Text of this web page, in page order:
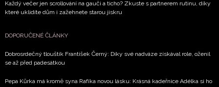
Každý večer jen scrollování na gauči a ticho? Zkuste s partnerem rutinu, díky
které uklidíte dům i zažehnete starou jiskru
DOPORUČENÉ ČLÁNKY
Dobrosrdečný tlouštík František Černý: Díky své nadváze získával role, oženil
se až před padesátkou
Pepa Kůrka má kromě syna Rafíka novou lásku: Krásná kadeřnice Adélka si ho